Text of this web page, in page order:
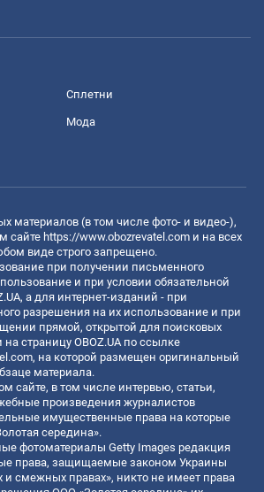
Сплетни
Мода
материалов (в том числе фото- и видео-),
сайте https://www.obozrevatel.com и на всех
виде строго запрещено.
при получении письменного
и при условии обязательной
а для интернет-изданий - при
разрешения на их использование и при
прямой, открытой для поисковых
страницу OBOZ.UA по ссылке
, на которой размещен оригинальный
материала.
сайте, в том числе интервью, статьи,
произведения журналистов
имущественные права на которые
середина».
фотоматериалы Getty Images редакция
права, защищаемые законом Украины
и смежных правах», никто не имеет права